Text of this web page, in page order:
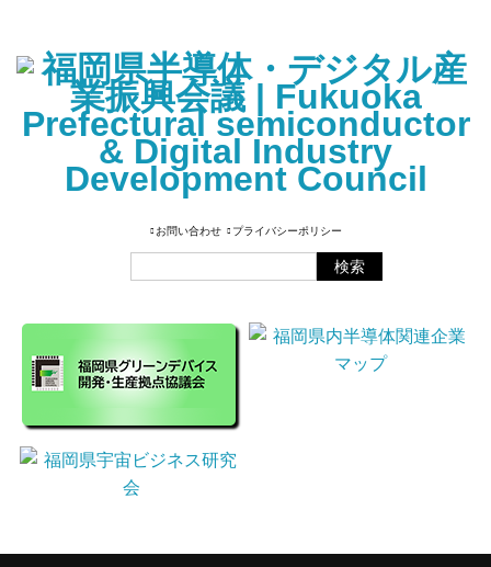
お問い合わせ プライバシーポリシー